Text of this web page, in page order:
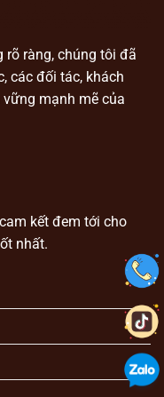
ràng, chúng tôi đã
các đối tác, khách
mạnh mẽ của
kết đem tới cho
nhất.